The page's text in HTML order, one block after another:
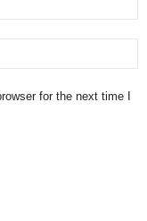
for the next time I